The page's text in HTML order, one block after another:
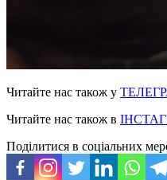
Читайте нас також у
Читайте нас також в
Поділитися в соціальних